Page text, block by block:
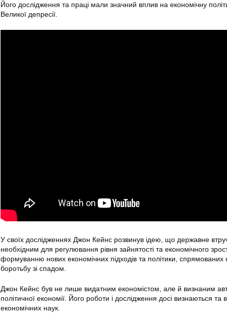
Його дослідження та праці мали значний вплив на економічну
Великої депресії.
У своїх дослідженнях Джон Кейнс розвинув ідею, що державне
необхідним для регулювання рівня зайнятості та економічного
формуванню нових економічних підходів та політики,
боротьбу зі спадом.
Джон Кейнс був не лише видатним економістом, але й визнаним
політичної економії. Його роботи і дослідження досі визнаються та
економічних наук.